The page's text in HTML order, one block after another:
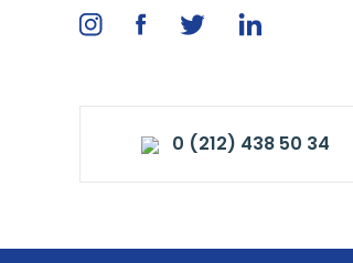
0 (212) 438 50 34